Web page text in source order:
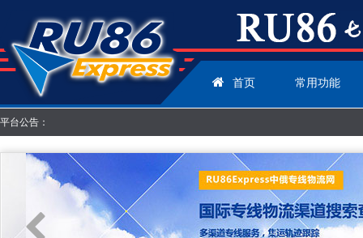
首页 常用功能
平台公告：